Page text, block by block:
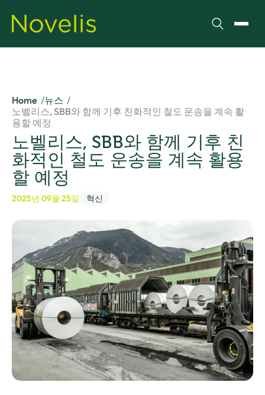
검색 메뉴
Home
뉴스
노벨리스, SBB와 함께 기후 친화적인 철도 운송을 계속 활
용할 예정
노벨리스, SBB와 함께 기후 친
화적인 철도 운송을 계속 활용
할 예정
2025년 09월 25일 혁신